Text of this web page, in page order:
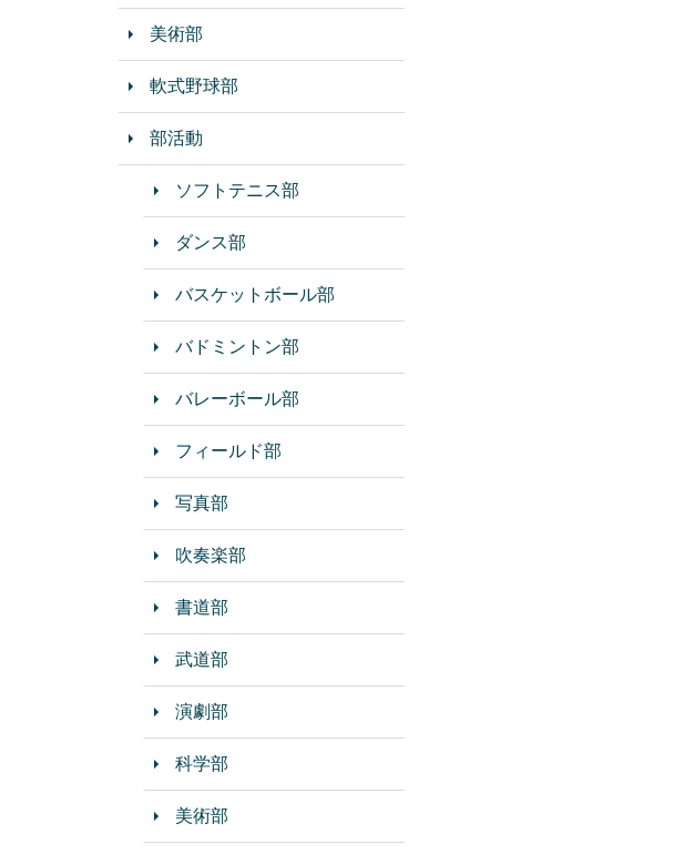
美術部
軟式野球部
部活動
ソフトテニス部
ダンス部
バスケットボール部
バドミントン部
バレーボール部
フィールド部
写真部
吹奏楽部
書道部
武道部
演劇部
科学部
美術部